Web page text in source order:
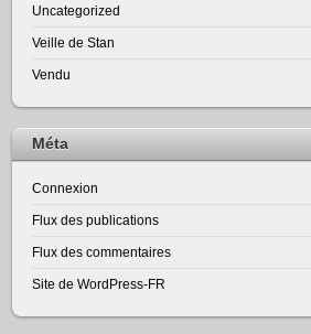
Uncategorized
Veille de Stan
Vendu
Méta
Connexion
Flux des publications
Flux des commentaires
Site de WordPress-FR